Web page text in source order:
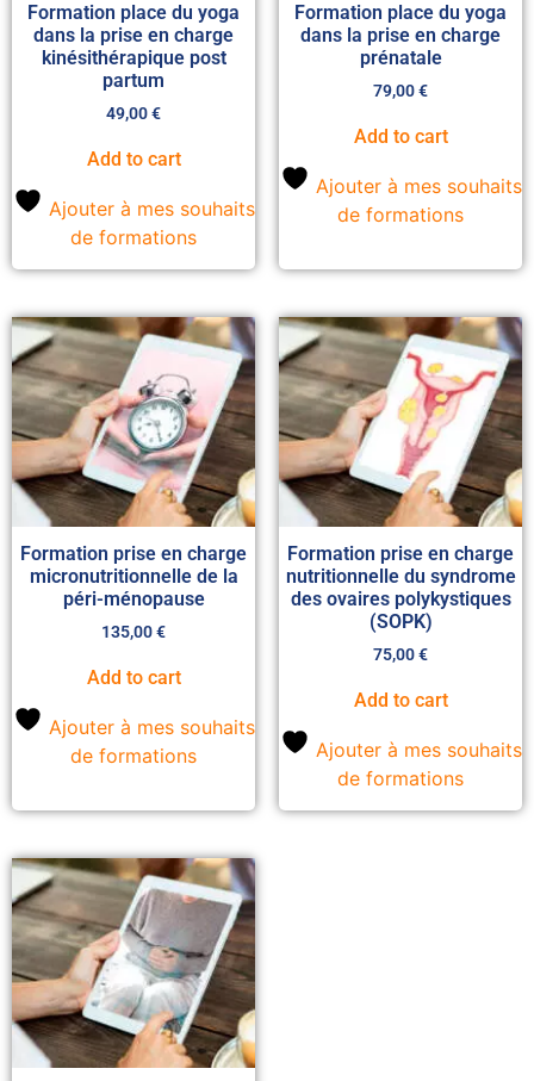
Formation place du yoga
dans la prise en charge
kinésithérapique post
partum
49,00€
Add to cart
Ajouter à mes souhaits
de formations
Formation place du yoga
dans la prise en charge
prénatale
79,00€
Add to cart
Ajouter à mes souhaits
de formations
Formation prise en charge
micronutritionnelle de la
péri-ménopause
135,00€
Add to cart
Ajouter à mes souhaits
de formations
Formation prise en charge
nutritionnelle du syndrome
des ovaires polykystiques
(SOPK)
75,00€
Add to cart
Ajouter à mes souhaits
de formations